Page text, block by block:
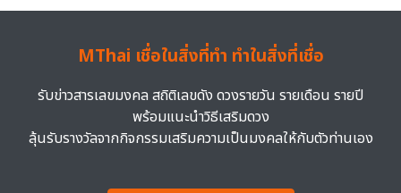
MThai เชื่อในสิ่งที่ทำ ทำในสิ่งที่เชื่อ
รับข่าวสารเลขมงคล สถิติเลขดัง ดวงรายวัน รายเดือน รายปี
พร้อมแนะนำวิธีเสริมดวง
ลุ้นรับรางวัลจากกิจกรรมเสริมความเป็นมงคลให้กับตัวท่านเอง